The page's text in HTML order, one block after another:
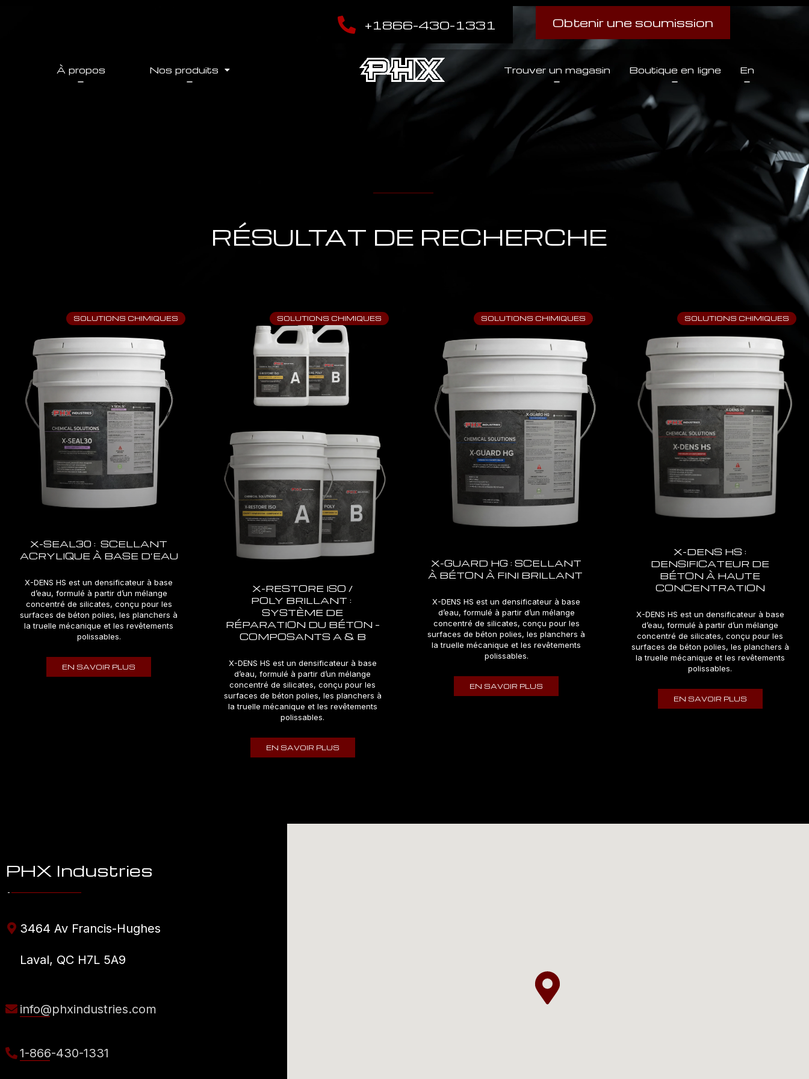
+1866-430-1331 Obtenir une soumission
À propos Nos produits Trouver un magasin Boutique en ligne En
RÉSULTAT DE RECHERCHE
SOLUTIONS CHIMIQUES
X-SEAL30 : SCELLANT
ACRYLIQUE À BASE D’EAU
X-DENS HS est un densificateur à base
d’eau, formulé à partir d’un mélange
concentré de silicates, conçu pour les
surfaces de béton polies, les planchers à
la truelle mécanique et les revêtements
polissables.
EN SAVOIR PLUS
SOLUTIONS CHIMIQUES
X-RESTORE ISO /
POLY BRILLANT :
SYSTÈME DE
RÉPARATION DU BÉTON –
COMPOSANTS A & B
X-DENS HS est un densificateur à base
d’eau, formulé à partir d’un mélange
concentré de silicates, conçu pour les
surfaces de béton polies, les planchers à
la truelle mécanique et les revêtements
polissables.
EN SAVOIR PLUS
SOLUTIONS CHIMIQUES
X-GUARD HG : SCELLANT
À BÉTON À FINI BRILLANT
X-DENS HS est un densificateur à base
d’eau, formulé à partir d’un mélange
concentré de silicates, conçu pour les
surfaces de béton polies, les planchers à
la truelle mécanique et les revêtements
polissables.
EN SAVOIR PLUS
SOLUTIONS CHIMIQUES
X-DENS HS :
DENSIFICATEUR DE
BÉTON À HAUTE
CONCENTRATION
X-DENS HS est un densificateur à base
d’eau, formulé à partir d’un mélange
concentré de silicates, conçu pour les
surfaces de béton polies, les planchers à
la truelle mécanique et les revêtements
polissables.
EN SAVOIR PLUS
PHX Industries
3464 Av Francis-Hughes
Laval, QC H7L 5A9
info@phxindustries.com
1-866-430-1331